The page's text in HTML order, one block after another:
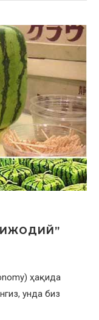
ҳақида
унда биз